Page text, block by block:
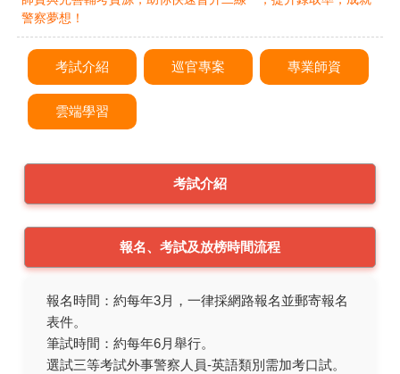
警察夢想！
考試介紹 巡官專案 專業師資
雲端學習
考試介紹
報名、考試及放榜時間流程
報名時間：約每年3月，一律採網路報名並郵寄報名
表件。
筆試時間：約每年6月舉行。
選試三等考試外事警察人員-英語類別需加考口試。